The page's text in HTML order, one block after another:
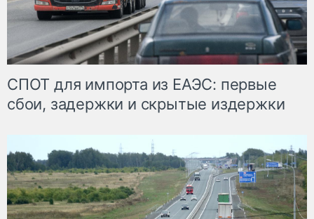
СПОТ для импорта из ЕАЭС: первые
сбои, задержки и скрытые издержки